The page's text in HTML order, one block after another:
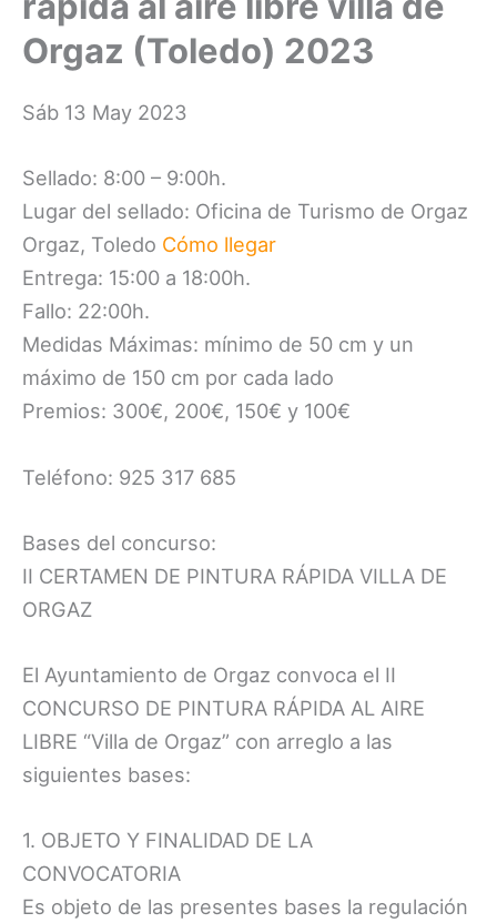
Orgaz (Toledo) 2023
Sáb 13 May 2023
Sellado: 8:00 – 9:00h.
Lugar del sellado: Oficina de Turismo de Orgaz
Orgaz, Toledo Cómo llegar
Entrega: 15:00 a 18:00h.
Fallo: 22:00h.
Medidas Máximas: mínimo de 50 cm y un
máximo de 150 cm por cada lado
Premios: 300€, 200€, 150€ y 100€
Teléfono: 925 317 685
Bases del concurso:
II CERTAMEN DE PINTURA RÁPIDA VILLA DE
ORGAZ
El Ayuntamiento de Orgaz convoca el II
CONCURSO DE PINTURA RÁPIDA AL AIRE
LIBRE “Villa de Orgaz” con arreglo a las
siguientes bases:
1. OBJETO Y FINALIDAD DE LA
CONVOCATORIA
Es objeto de las presentes bases la regulación